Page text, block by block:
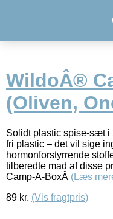
WildoÂ®
(Oliven,
Solidt plastic spise-sæt
fri plastic – det vil sige
hormonforstyrrende
tilberedte mad af disse
Camp-A-BoxÂ (Læs
89 kr. (Vis fragtpris)